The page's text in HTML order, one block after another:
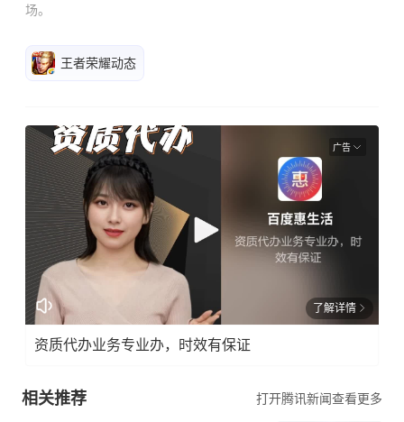
场。
王者荣耀动态
广告
了解详情
资质代办业务专业办，时效有保证
相关推荐 打开腾讯新闻查看更多